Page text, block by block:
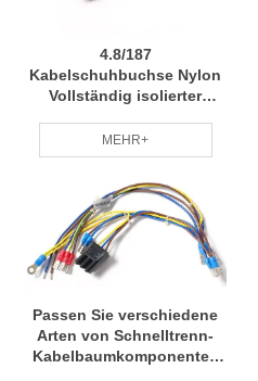
4.8/187
Kabelschuhbuchse Nylon
Vollständig isolierter
MEHR+
Passen Sie verschiedene
Arten von Schnelltrenn-
Kabelbaumkomponenten